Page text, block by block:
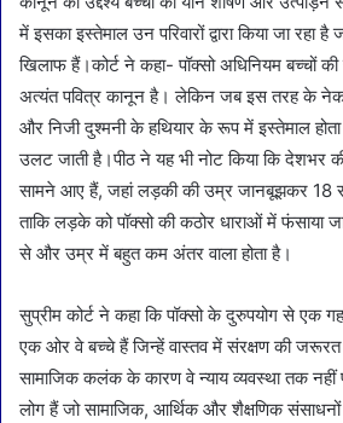
में इसका इस्तेमाल उन परिवारों द्वारा किया जा रहा
खिलाफ हैं।कोर्ट ने कहा- पॉक्सो अधिनियम बच्चों की
अत्यंत पवित्र कानून है। लेकिन जब इस तरह के नेक
और निजी दुश्मनी के हथियार के रूप में इस्तेमाल होता
उलट जाती है।पीठ ने यह भी नोट किया कि देशभर
सामने आए हैं, जहां लड़की की उम्र जानबूझकर 18
ताकि लड़के को पॉक्सो की कठोर धाराओं में फंसाया
से और उम्र में बहुत कम अंतर वाला होता है।
सुप्रीम कोर्ट ने कहा कि पॉक्सो के दुरुपयोग से एक
एक ओर वे बच्चे हैं जिन्हें वास्तव में संरक्षण की
सामाजिक कलंक के कारण वे न्याय व्यवस्था तक
लोग हैं जो सामाजिक, आर्थिक और शैक्षणिक